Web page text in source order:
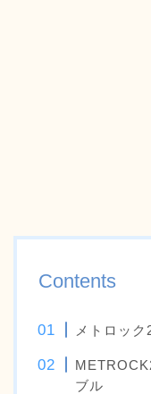
Contents
メトロッ
ブル